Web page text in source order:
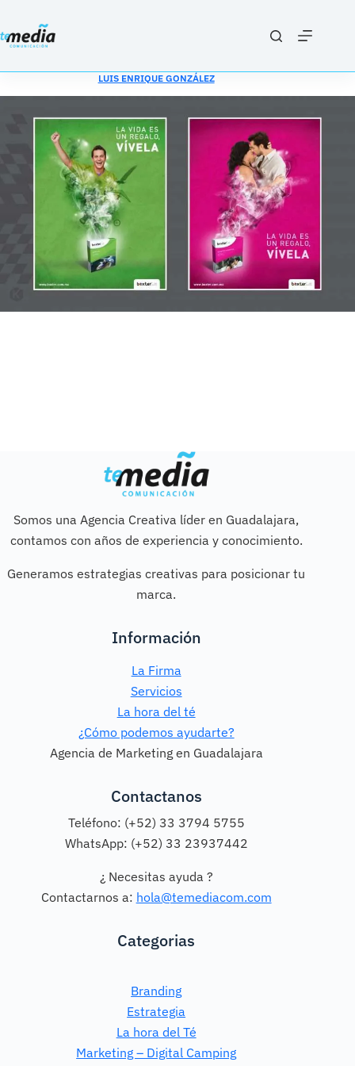
al
contenido
LUIS ENRIQUE GONZÁLEZ
Somos una Agencia Creativa líder en Guadalajara,
contamos con años de experiencia y conocimiento.
Generamos estrategias creativas para posicionar tu
marca.
Información
La Firma
Servicios
La hora del té
¿Cómo podemos ayudarte?
Agencia de Marketing en Guadalajara
Contactanos
Teléfono: (+52) 33 3794 5755
WhatsApp: (+52) 33 23937442
¿ Necesitas ayuda ?
Contactarnos a: hola@temediacom.com
Categorias
Branding
Estrategia
La hora del Té
Marketing – Digital Camping